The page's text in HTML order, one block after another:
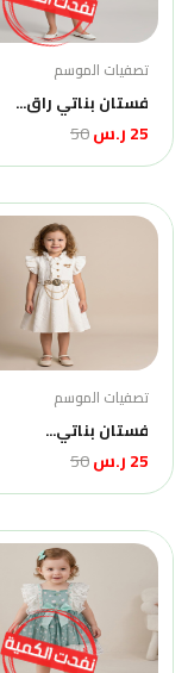
تصفيات الموسم
فستان بناتي راق...
25 ر.س 50
تصفيات الموسم
فستان بناتي...
25 ر.س 50